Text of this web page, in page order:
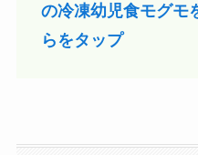
の冷凍幼児食モグモ
らをタップ